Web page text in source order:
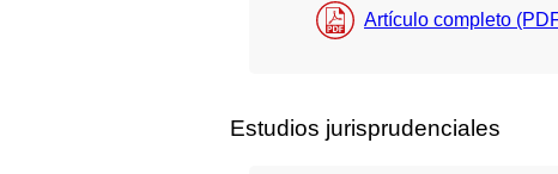
Artículo completo
Estudios jurisprudenciales